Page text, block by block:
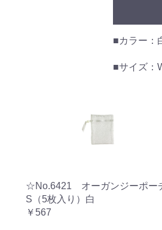
■カラー：
■サイズ：
☆No.6421 オーガンジーポー
S（5枚入り）白
￥567